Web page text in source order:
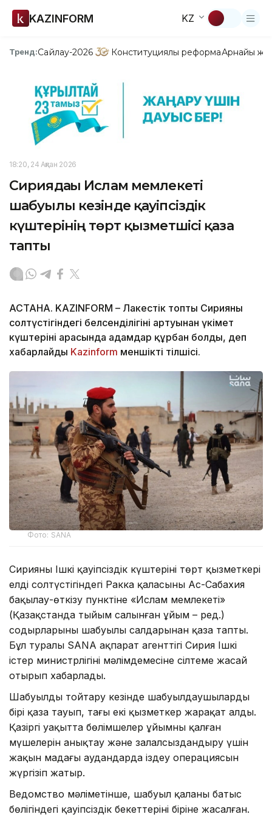
KAZINFORM KZ
Тренд:Сайлау-2026 Конституциялық реформаАрнайы
18:20, 24 Ақпан 2026
Сириядағы Ислам мемлекеті
шабуылы кезінде қауіпсіздік
күштерінің төрт қызметшісі қаза
тапты
АСТАНА. KAZINFORM – Лаңкестік топтың Сирияның
солтүстігіндегі белсенділігінің артуынан үкімет
күштерінің арасында адамдар құрбан болды, деп
хабарлайды Kazinform меншікті тілшісі.
Фото: SANA
Сирияның Ішкі қауіпсіздік күштерінің төрт қызметкері
елдің солтүстігіндегі Ракка қаласының Ас-Сабахия
бақылау-өткізу пунктіне «Ислам мемлекеті»
(Қазақстанда тыйым салынған ұйым – ред.)
содырларының шабуылы салдарынан қаза тапты.
Бұл туралы SANA ақпарат агенттігі Сирия Ішкі
істер министрлігінің мәлімдемесіне сілтеме жасай
отырып хабарлады.
Шабуылды тойтару кезінде шабуылдаушылардың
бірі қаза тауып, тағы екі қызметкер жарақат алды.
Қазіргі уақытта бөлімшелер ұйымның қалған
мүшелерін анықтау және залалсыздандыру үшін
жақын маңдағы аудандарда іздеу операциясын
жүргізіп жатыр.
Ведомство мәліметінше, шабуыл қаланың батыс
бөлігіндегі қауіпсіздік бекеттерінің біріне жасалған.